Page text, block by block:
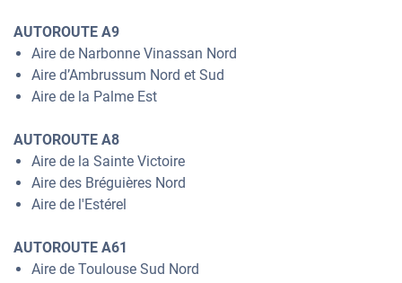
AUTOROUTE A9
Aire de Narbonne Vinassan Nord
Aire d’Ambrussum Nord et Sud
Aire de la Palme Est
AUTOROUTE A8
Aire de la Sainte Victoire
Aire des Bréguières Nord
Aire de l'Estérel
AUTOROUTE A61
Aire de Toulouse Sud Nord